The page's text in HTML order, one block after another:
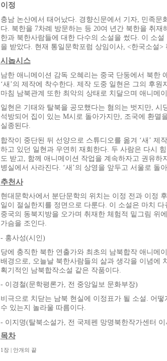
이정
충남 논산에서 태어났다. 경향신문에서 기자, 민족문
다. 북한을 7차례 방문하는 등 20여 년간 북한을 취
한과 북한사람들에 대한 다수의 소설을 썼다. 이 소
을 받았다. 현재 통일문학포럼 상임이사, <한국소설>
시놉시스
남한 애니메이션 감독 오혜리는 중국 단둥에서 북한
‘새’의 제작에 착수한다. 제작 도중 일현은 그의 후
마침 남북관계 또한 최악의 상태로 치달으며 애니메
일현은 기태와 탈북을 공모했다는 혐의는 벗지만, 시
석방되어 집이 있는 M시로 돌아가지만, 조국에 환멸
실종된다.
합작이 중단된 뒤 선양으로 스튜디오를 옮겨 ‘새’
하고 있던 일현과 우연히 재회한다. 두 사람은 다시
도 받고, 함께 애니메이션 작업을 계속하자고 권유
병실에서 사라진다. ‘새’의 상영을 앞두고 서울로 돌
추천사
현대문학사에서 분단문학의 위치는 이정 전과 이정
일이 절실한지를 정면으로 다룬다. 이 소설은 마치
중국의 동북지방을 오가며 취재한 체험적 밑그림 위
가슴을 조인다.
- 홍사성(시인)
당에 충직한 북한 연출가와 최초의 남북합작 애니메
배경으로, 오늘날 북한사람들의 삶과 생각을 이념에
획기적인 남북합작소설 같은 작품이다.
- 이경철(문학평론가, 전 중앙일보 문화부장)
비극으로 치닫는 남북 현실에 이정표가 될 소설. 어
수 있는지 놀라울 따름이다.
- 이지명(탈북소설가, 전 국제펜 망명북한작가센터 이
목차
1장 | 안개의 끝